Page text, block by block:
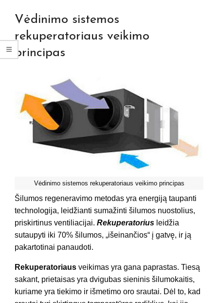
Vėdinimo sistemos
rekuperatoriaus veikimo
principas
Vėdinimo sistemos rekuperatoriaus veikimo principas
Šilumos regeneravimo metodas yra energiją taupanti
technologija, leidžianti sumažinti šilumos nuostolius,
priskirtinus ventiliacijai. Rekuperatorius leidžia
sutaupyti iki 70% šilumos, „išeinančios“ į gatvę, ir ją
pakartotinai panaudoti.
Rekuperatoriaus veikimas yra gana paprastas. Tiesą
sakant, prietaisas yra dvigubas sieninis šilumokaitis,
kuriame yra tiekimo ir išmetimo oro srautai. Dėl to, kad